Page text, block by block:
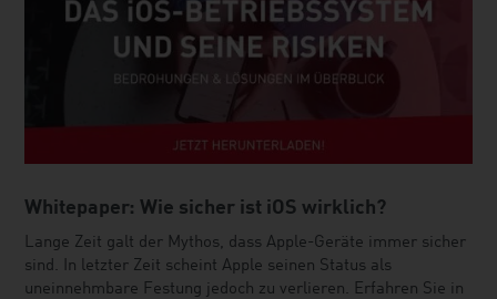
Whitepaper: Wie sicher ist iOS wirklich?
Lange Zeit galt der Mythos, dass Apple-Geräte immer sicher
sind. In letzter Zeit scheint Apple seinen Status als
uneinnehmbare Festung jedoch zu verlieren. Erfahren Sie in